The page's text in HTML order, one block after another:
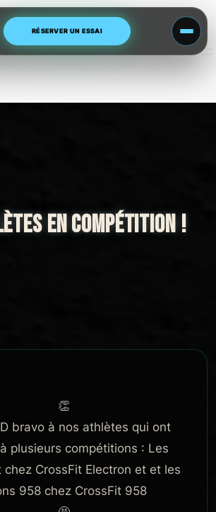
RÉSERVER UN ESSAI
CrossFit
EN COMPÉTITION !
bravo à nos athlètes qui ont
plusieurs compétitions : Les
chez CrossFit Electron et et les
958 chez CrossFit 958